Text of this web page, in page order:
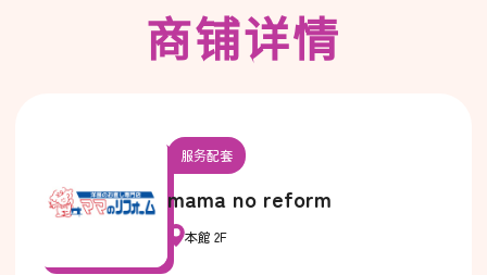
商铺详情
服务配套
mama no reform
本館 2F